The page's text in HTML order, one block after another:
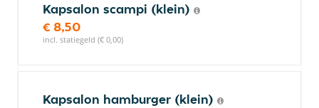
Kapsalon scampi (klein)
€ 8,50
incl. statiegeld (€ 0,00)
Kapsalon hamburger (klein)